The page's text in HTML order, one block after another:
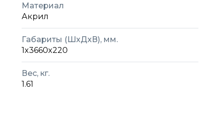
Материал
Акрил
Габариты (ШxДxВ), мм.
1x3660x220
Вес, кг.
1.61